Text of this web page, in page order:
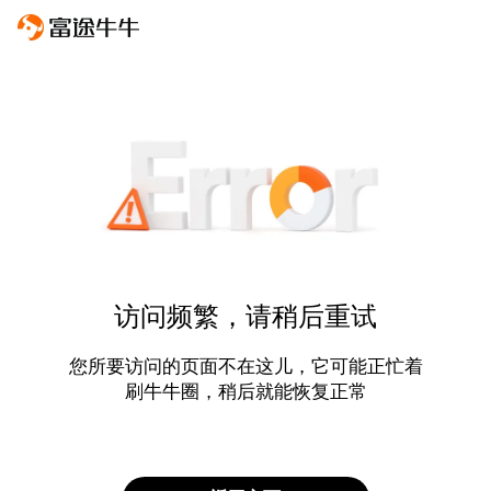
访问频繁，请稍后重试
您所要访问的页面不在这儿，它可能正忙着
刷牛牛圈，稍后就能恢复正常